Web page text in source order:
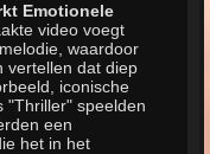
Emotionele
video voegt
waardoor
vertellen dat diep
iconische
"Thriller" speelden
een
het in het